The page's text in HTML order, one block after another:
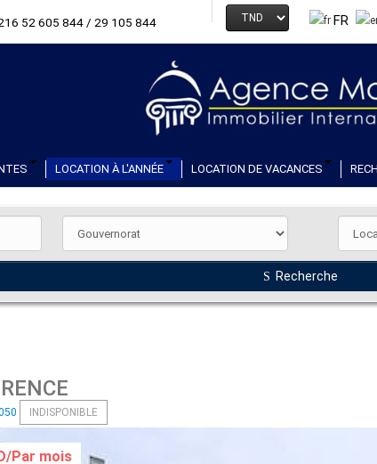
52 605 844 / 29 105 844 FR
LOCATION À L'ANNÉE LOCATION DE VACANCES
Recherche
INDISPONIBLE
Par mois